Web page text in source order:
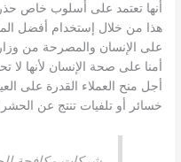
أنها تعتمد على أسلوب خاص
هذا من خلال إستخدام أفضل
على الإنسان والمصرحة من
أمنا على صحة الإنسان لأنها لا
أجل منح العملاء القدرة على
خسائر أو تلفيات تنتج عن